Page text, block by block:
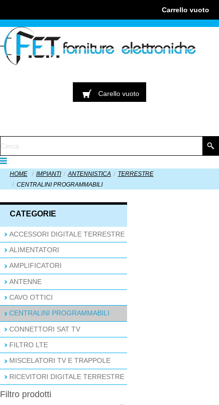
Carrello vuoto
Carello vuoto
HOME IMPIANTI ANTENNISTICA
TERRESTRE
CENTRALINI PROGRAMMABILI
CATEGORIE
ACCESSORI DIGITALE TERRESTRE
ALIMENTATORI
AMPLIFICATORI
ANTENNE
CAVO OTTICI
CENTRALINI PROGRAMMABILI
CONNETTORI SAT TV
FILTRO LTE
MISCELATORI TV E TRAPPOLE
RICEVITORI DIGITALE TERRESTRE
Filtro prodotti